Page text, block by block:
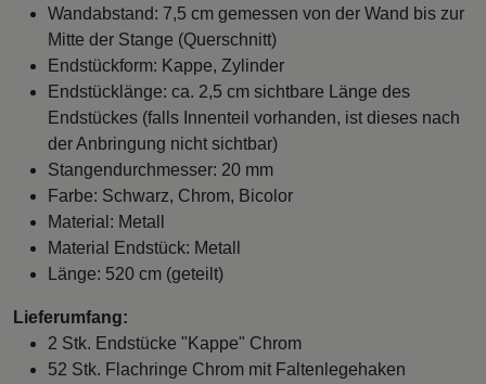
Wandabstand: 7,5 cm gemessen von der Wand bis zur
Mitte der Stange (Querschnitt)
Endstückform: Kappe, Zylinder
Endstücklänge: ca. 2,5 cm sichtbare Länge des
Endstückes (falls Innenteil vorhanden, ist dieses nach
der Anbringung nicht sichtbar)
Stangendurchmesser: 20 mm
Farbe: Schwarz, Chrom, Bicolor
Material: Metall
Material Endstück: Metall
Länge: 520 cm (geteilt)
Lieferumfang:
2 Stk. Endstücke "Kappe" Chrom
52 Stk. Flachringe Chrom mit Faltenlegehaken